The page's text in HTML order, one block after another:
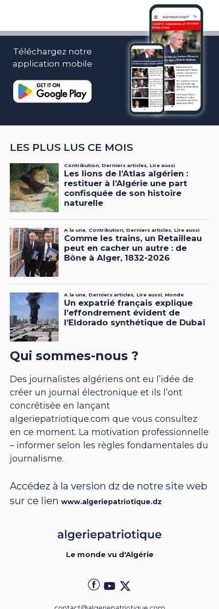
Téléchargez notre
application mobile
LES PLUS LUS CE MOIS
Qui sommes-nous ?
Des journalistes algériens ont eu l’idée de
créer un journal électronique et ils l’ont
concrétisée en lançant
algeriepatriotique.com que vous consultez
en ce moment. La motivation professionnelle
– informer selon les règles fondamentales du
journalisme.
Accédez à la version dz de notre site web
sur ce lien www.algeriepatriotique.dz
Le monde vu d'Algérie